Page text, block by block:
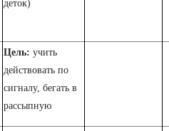
деток)
Цель: учить
действовать по
сигналу, бегать в
рассыпную